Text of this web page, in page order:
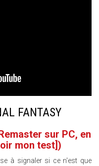
FANTASY
sur PC, en
mon test])
à signaler si ce n'est que